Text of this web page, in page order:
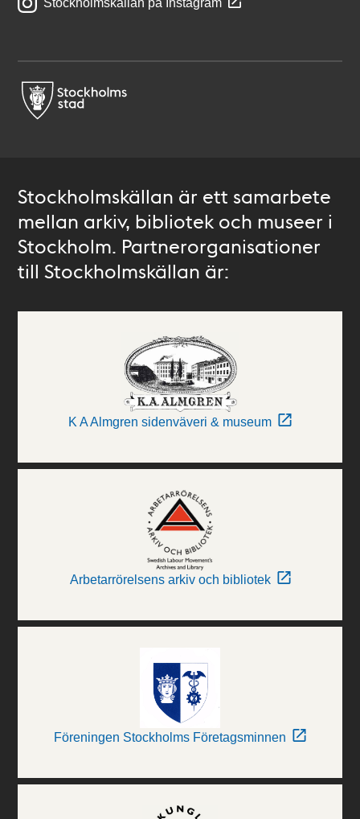
Stockholmskällan på Instagram
Stockholmskällan är ett samarbete
mellan arkiv, bibliotek och museer i
Stockholm. Partnerorganisationer
till Stockholmskällan är:
K A Almgren sidenväveri & museum
Arbetarrörelsens arkiv och bibliotek
Föreningen Stockholms Företagsminnen